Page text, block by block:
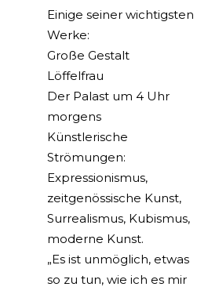
Einige seiner wichtigsten
Werke:
Große Gestalt
Löffelfrau
Der Palast um 4 Uhr
morgens
Künstlerische
Strömungen:
Expressionismus,
zeitgenössische Kunst,
Surrealismus, Kubismus,
moderne Kunst.
„Es ist unmöglich, etwas
so zu tun, wie ich es mir